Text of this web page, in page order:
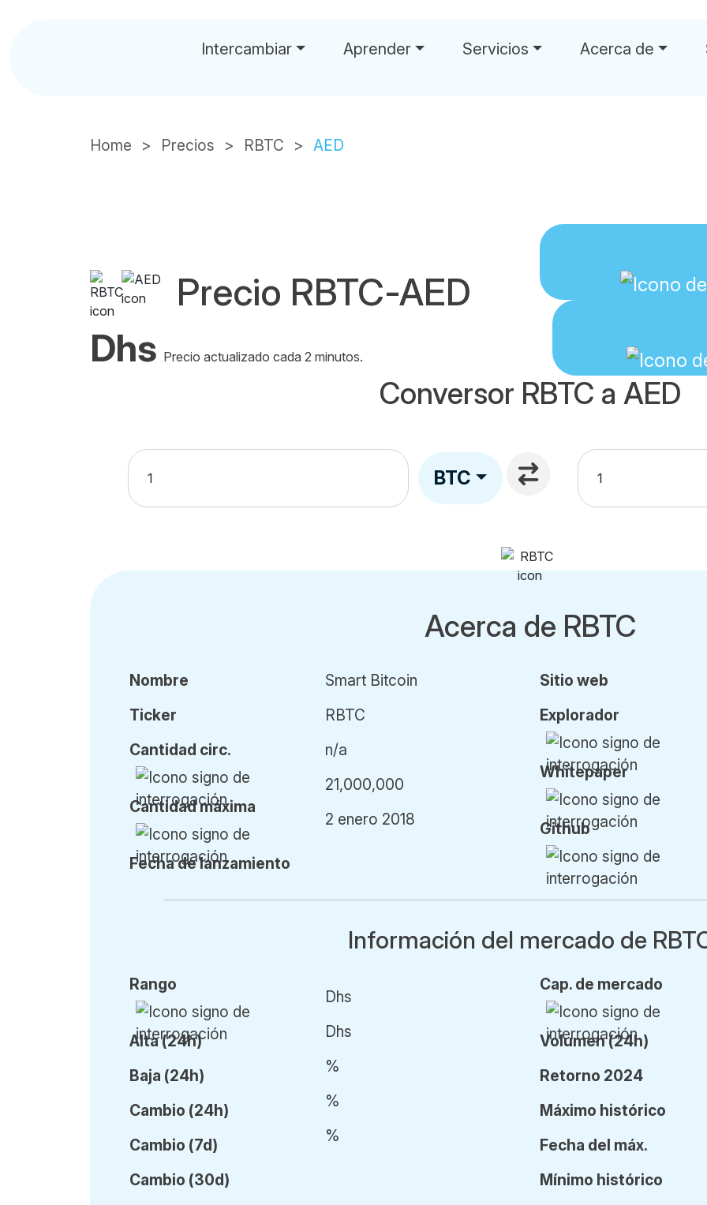
Intercambiar Aprender Servicios Acerca de
Home Precios RBTC AED
Precio RBTC-AED
Dhs Precio actualizado cada 2 minutos.
Conversor RBTC a AED
BTC
Acerca de RBTC
Nombre
Ticker
Cantidad circ.
Cantidadmáxima
Fecha de lanzamiento
Smart Bitcoin
RBTC
n/a
21,000,000
2 enero 2018
Sitio web
Explorador
Whitepaper
Github
Información del mercado de
Rango
Alta (24h)
Baja (24h)
Cambio (24h)
Cambio (7d)
Cambio (30d)
Dhs
Dhs
%
%
%
Cap. de mercado
Volumen(24h)
Retorno 2024
Máximo histórico
Fecha del máx.
Mínimo histórico